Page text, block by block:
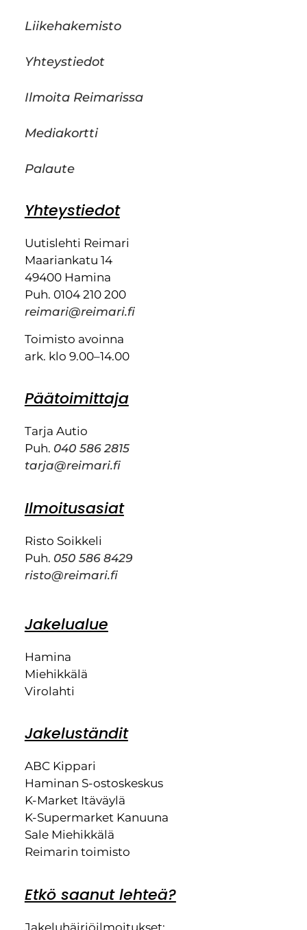
Liikehakemisto
Yhteystiedot
Ilmoita Reimarissa
Mediakortti
Palaute
Yhteystiedot
Uutislehti Reimari
Maariankatu 14
49400 Hamina
Puh. 0104 210 200
reimari@reimari.fi
Toimisto avoinna
ark. klo 9.00–14.00
Päätoimittaja
Tarja Autio
Puh. 040 586 2815
tarja@reimari.fi
Ilmoitusasiat
Risto Soikkeli
Puh. 050 586 8429
risto@reimari.fi
Jakelualue
Hamina
Miehikkälä
Virolahti
Jakeluständit
ABC Kippari
Haminan S-ostoskeskus
K-Market Itäväylä
K-Supermarket Kanuuna
Sale Miehikkälä
Reimarin toimisto
Etkö saanut lehteä?
Jakeluhäiriöilmoitukset: